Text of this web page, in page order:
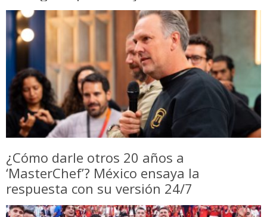
¿Cómo darle otros 20 años a
‘MasterChef’? México ensaya la
respuesta con su versión 24/7